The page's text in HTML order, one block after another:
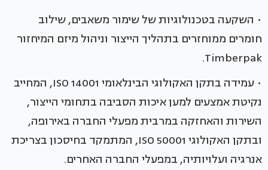
• השקעה בטכנולוגיות של שימור משאבים, שילוב
חומרים ממוחזרים בתהליך הייצור וניהול מיזם המיחזור
Timberpak.
• עמידה בתקן האקולוגי הבינלאומי 14001 ISO, המחייב
נקיטת אמצעים למען איכות הסביבה בתחומי הייצור,
השירות והאחזקה במרבית מפעלי החברה באירופה,
ובתקן האקולוגי 50001 ISO, המתמקד בחיסכון בצריכת
אנרגיה ועלויותיה, במפעלי החברה האחרים.